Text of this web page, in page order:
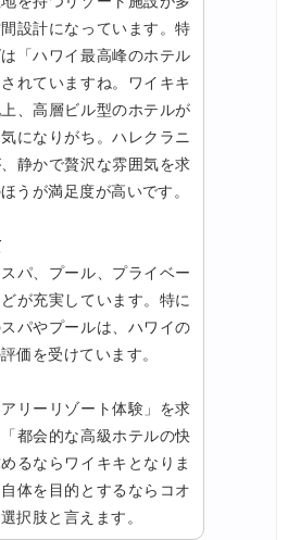
設計になっています。特
「ハワイ最高峰のホテル
れていますね。ワイキキ
、高層ビル型のホテルが
になりがち。ハレクラニ
静かで贅沢な雰囲気を求
うが満足度が高いです。
パ、プール、プライベー
が充実しています。特に
パやプールは、ハワイの
価を受けています。
アリーリゾート体験」を求
都会的な高級ホテルの快
るならワイキキとなりま
体を目的とするならコオ
択肢と言えます。